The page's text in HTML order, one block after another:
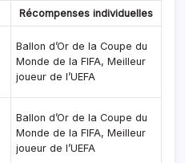
Récompenses individuelles
Ballon d’Or de la Coupe du
Monde de la FIFA, Meilleur
joueur de l’UEFA
Ballon d’Or de la Coupe du
Monde de la FIFA, Meilleur
joueur de l’UEFA